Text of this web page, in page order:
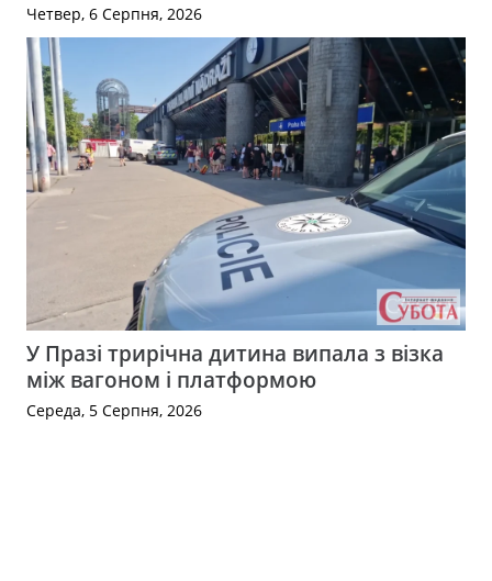
Четвер, 6 Серпня, 2026
У Празі трирічна дитина випала з візка
між вагоном і платформою
Середа, 5 Серпня, 2026